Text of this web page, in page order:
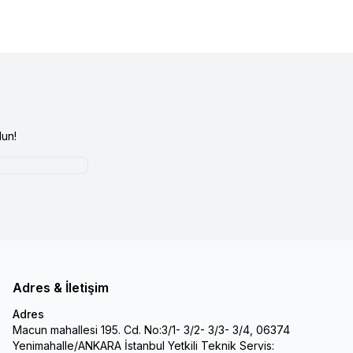
Adres & İletişim
Adres
Macun mahallesi 195. Cd. No:3/1- 3/2- 3/3- 3/4, 06374
Yenimahalle/ANKARA İstanbul Yetkili Teknik Servis: